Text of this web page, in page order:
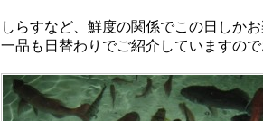
しらすなど、鮮度の関係でこの日しか
一品も日替わりでご紹介していますので